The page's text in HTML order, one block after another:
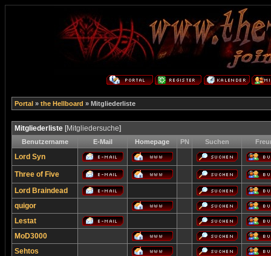
Portal » the Hellboard » Mitgliederliste
Mitgliederliste [Mitgliedersuche]
Benutzername E-Mail Homepage PN Suchen
Lord Syn
Three of Five
Lord Braindead
quigor
Lestat
MoD3000
Sehtos